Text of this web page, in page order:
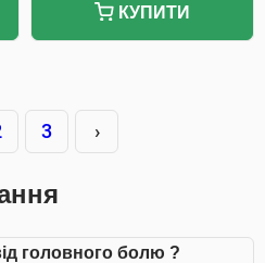
КУПИТИ
3 ›
головного болю ?